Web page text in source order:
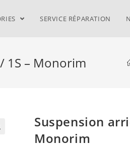
SERVICE RÉPARATION
1S – Monorim
Suspension
Monorim